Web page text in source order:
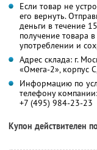
Если товар не
его вернуть.
деньги в течение
получение товара
употреблении и
Адрес склада: г.
«Омега-2», корпус
Информацию по
телефону компании:
+7 (495) 984-23-23
Купон действителен